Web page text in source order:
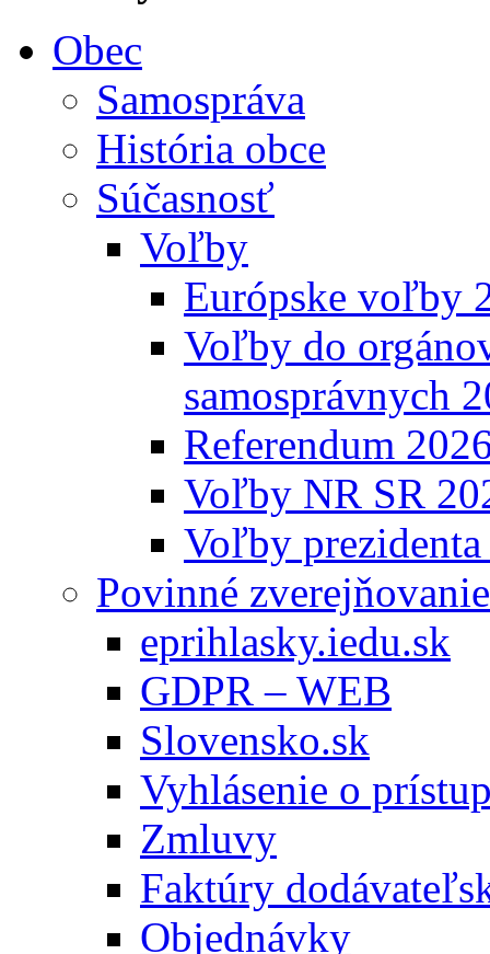
Obec
Samospráva
História obce
Súčasnosť
Voľby
Európske voľby
Voľby do
samosprávnych
Referendum
Voľby NR SR
Voľby
Povinné zverejňovanie
eprihlasky.iedu.sk
GDPR – WEB
Slovensko.sk
Vyhlásenie o
Zmluvy
Faktúry
Objednávky